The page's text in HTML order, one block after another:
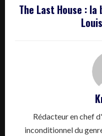
The Last House :
Rédacteur en chef
inconditionnel du